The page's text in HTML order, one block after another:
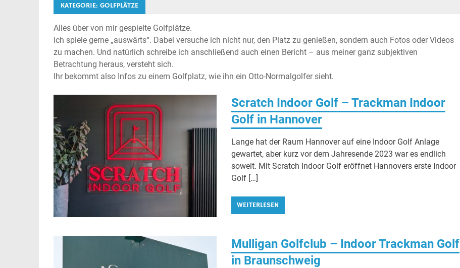
KATEGORIE: GOLFPLÄTZE
Alles über von mir gespielte Golfplätze.
Ich spiele gerne „auswärts“. Dabei versuche ich nicht nur, den Platz zu genießen, sondern auch Fotos oder Videos
zu machen. Und natürlich schreibe ich anschließend auch einen Bericht – aus meiner ganz subjektiven
Betrachtung heraus, versteht sich.
Ihr bekommt also Infos zu einem Golfplatz, wie ihn ein Otto-Normalgolfer sieht.
Scratch Indoor Golf – Trackman Indoor
Golf in Hannover
Lange hat der Raum Hannover auf eine Indoor Golf Anlage
gewartet, aber kurz vor dem Jahresende 2023 war es endlich
soweit. Mit Scratch Indoor Golf eröffnet Hannovers erste Indoor
Golf […]
WEITERLESEN
Mulligan Golfclub – Indoor Trackman Golf
in Braunschweig